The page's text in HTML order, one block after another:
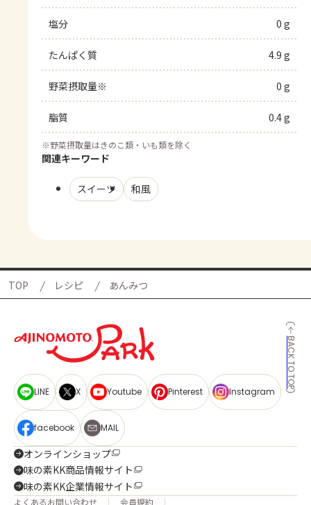
塩分 0 g
たんぱく質 4.9 g
野菜摂取量※ 0 g
脂質 0.4 g
※野菜摂取量はきのこ類・いも類を除く
関連キーワード
スイーツ 和風
TOP レシピ あんみつ
BACK TO TOP
LINE X Youtube Pinterest Instagram
facebook MAIL
オンラインショップ
味の素KK商品情報サイト
味の素KK企業情報サイト
よくあるお問い合わせ 会員規約